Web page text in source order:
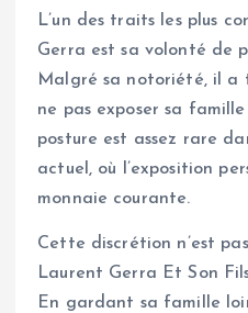
L’un des traits les plus
Gerra est sa volonté de
Malgré sa notoriété, il a
ne pas exposer sa
posture est assez rare
actuel, où l’exposition
monnaie courante.
Cette discrétion n’est
Laurent Gerra Et Son
En gardant sa famille